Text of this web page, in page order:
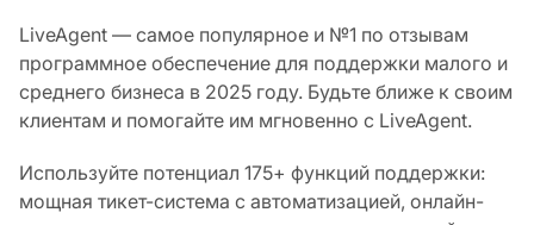
LiveAgent — самое популярное и №1 по отзывам
программное обеспечение для поддержки малого и
среднего бизнеса в 2025 году. Будьте ближе к своим
клиентам и помогайте им мгновенно с LiveAgent.
Используйте потенциал 175+ функций поддержки:
мощная тикет-система с автоматизацией, онлайн-